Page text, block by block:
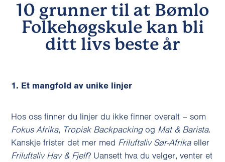
10 grunner til at Bømlo
Folkehøgskule kan bli
ditt livs beste år
1. Et mangfold av unike linjer
Hos oss finner du linjer du ikke finner overalt – som
Fokus Afrika, Tropisk Backpackingog Mat & Barista.
Kanskje frister det mer med Friluftsliv Sør-Afrikaeller
Friluftsliv Hav & Fjell? Uansett hva du velger, venter et